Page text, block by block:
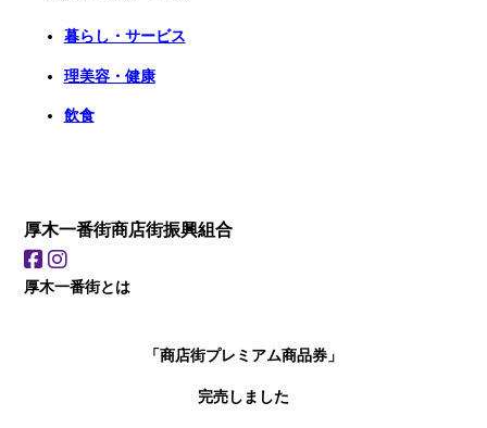
暮らし・サービス
理美容・健康
飲食
厚木一番街商店街振興組合
厚木一番街とは
「商店街プレミアム商品券」
完売しました